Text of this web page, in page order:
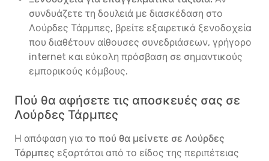
συνδυάζετε τη δουλειά με διασκέδαση στο
Λούρδες Τάρμπες, βρείτε εξαιρετικά ξενοδοχεία
που διαθέτουν αίθουσες συνεδριάσεων, γρήγορο
internet και εύκολη πρόσβαση σε σημαντικούς
εμπορικούς κόμβους.
Πού θα αφήσετε τις αποσκευές σας σε
Λούρδες Τάρμπες
Η απόφαση για το πού θα μείνετε σε Λούρδες
Τάρμπες εξαρτάται από το είδος της περιπέτειας